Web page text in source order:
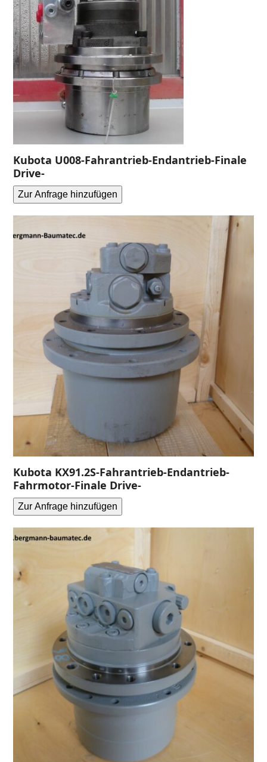
Kubota U008-Fahrantrieb-Endantrieb-Finale
Drive-
Zur Anfrage hinzufügen
Kubota KX91.2S-Fahrantrieb-Endantrieb-
Fahrmotor-Finale Drive-
Zur Anfrage hinzufügen